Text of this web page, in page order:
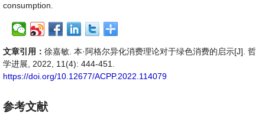
consumption.
文章引用： 徐嘉敏. 本·阿格尔异化消费理论对于绿色消费的启示[J]. 哲
学进展, 2022, 11(4): 444-451.
https://doi.org/10.12677/ACPP.2022.114079
参考文献